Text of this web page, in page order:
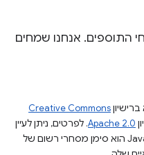
אנחנו שמחים
Creative Commons
Apache 2.0. לפרטים, ניתן לעיין
.‏ Java הוא סימן מסחרי רשום של